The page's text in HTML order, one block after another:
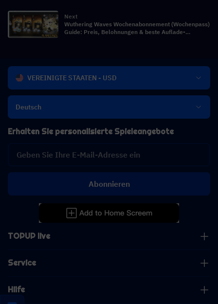
Next
Wuthering Waves Wochenabonnement (Wochenpass)
Guide: Preis, Belohnungen & beste Auflade-
VEREINIGTE STAATEN - USD
Deutsch
TOPUP live
Service
Hilfe
Erhalten Sie personalisierte Spieleangebote
Abonnieren